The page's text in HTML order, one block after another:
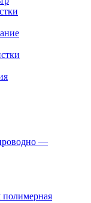
—
полимерная